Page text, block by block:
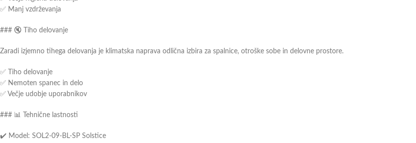
✅ Manj vzdrževanja
### 🔇 Tiho delovanje
Zaradi izjemno tihega delovanja je klimatska naprava odlična izbira za spalnice, otroške sobe in delovne prostore.
✅ Tiho delovanje
✅ Nemoten spanec in delo
✅ Večje udobje uporabnikov
### 📊 Tehnične lastnosti
✔️ Model: SOL2-09-BL-SP Solstice